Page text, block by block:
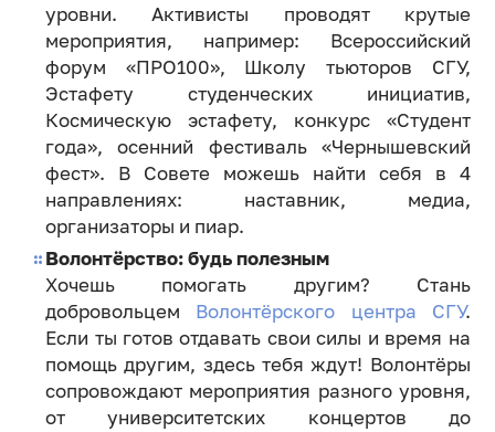
уровни. Активисты проводят крутые
мероприятия, например: Всероссийский
форум «ПРО100», Школу тьюторов СГУ,
Эстафету студенческих инициатив,
Космическую эстафету, конкурс «Студент
года», осенний фестиваль «Чернышевский
фест». В Совете можешь найти себя в 4
направлениях: наставник, медиа,
организаторы и пиар.
Волонтёрство: будь полезным
Хочешь помогать другим? Стань
добровольцем Волонтёрского центра СГУ.
Если ты готов отдавать свои силы и время на
помощь другим, здесь тебя ждут! Волонтёры
сопровождают мероприятия разного уровня,
от университетских концертов до